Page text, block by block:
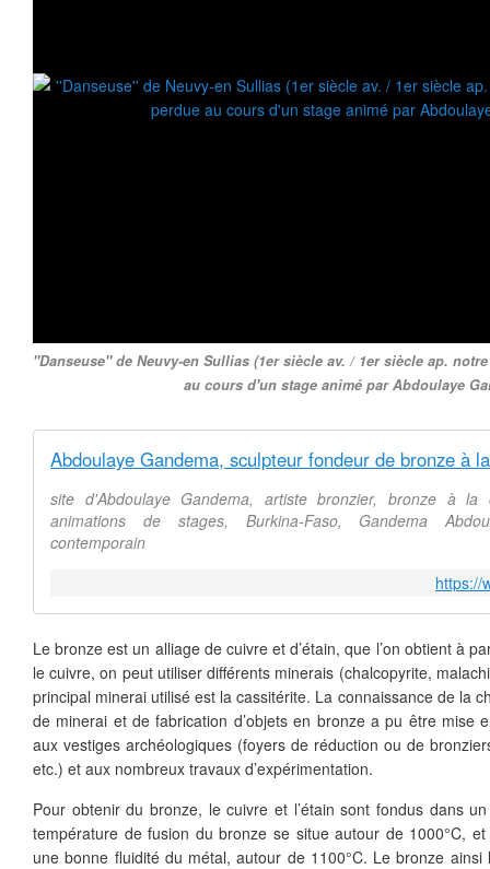
''Danseuse'' de Neuvy-en Sullias (1er siècle av. / 1er siècle ap.
au cours d'un stage animé par Abdoulaye
site d'Abdoulaye Gandema, artiste bronzier, bronze à la
animations de stages, Burkina-Faso, Gandema
contemporain
https://
Le bronze est un alliage de cuivre et d’étain, que l’on obtient à
le cuivre, on peut utiliser différents minerais (chalcopyrite,
principal minerai utilisé est la cassitérite. La connaissance de la
de minerai et de fabrication d’objets en bronze a pu être mise
aux vestiges archéologiques (foyers de réduction ou de
etc.) et aux nombreux travaux d’expérimentation.
Pour obtenir du bronze, le cuivre et l’étain sont fondus dans
température de fusion du bronze se situe autour de 1000°C,
une bonne fluidité du métal, autour de 1100°C. Le bronze